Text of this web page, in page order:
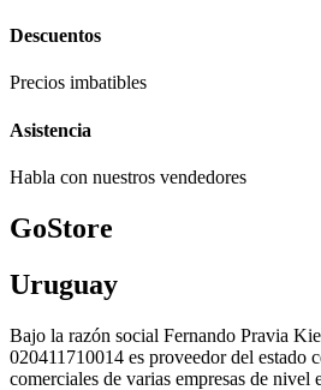
Descuentos
Precios imbatibles
Asistencia
Habla con nuestros vendedores
GoStore
Uruguay
Bajo la razón social Fernando Pravia
020411710014 es proveedor del estado
comerciales de varias empresas de nivel